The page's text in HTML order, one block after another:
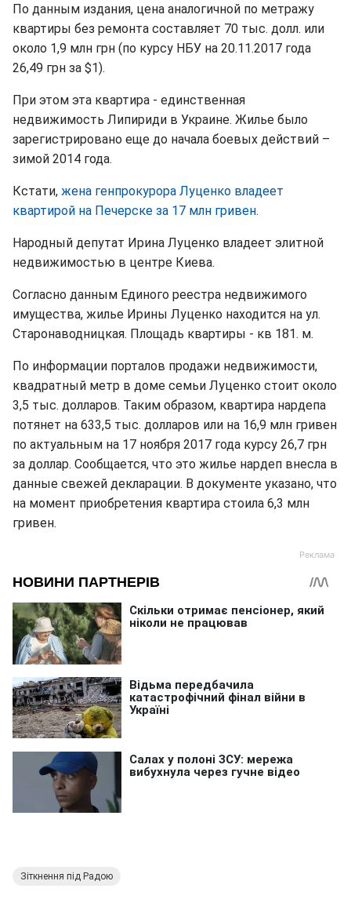
По данным издания, цена аналогичной по метражу
квартиры без ремонта составляет 70 тыс. долл. или
около 1,9 млн грн (по курсу НБУ на 20.11.2017 года
26,49 грн за $1).
При этом эта квартира - единственная
недвижимость Липириди в Украине. Жилье было
зарегистрировано еще до начала боевых действий –
зимой 2014 года.
Кстати, жена генпрокурора Луценко владеет
квартирой на Печерске за 17 млн гривен.
Народный депутат Ирина Луценко владеет элитной
недвижимостью в центре Киева.
Согласно данным Единого реестра недвижимого
имущества, жилье Ирины Луценко находится на ул.
Старонаводницкая. Площадь квартиры - кв 181. м.
По информации порталов продажи недвижимости,
квадратный метр в доме семьи Луценко стоит около
3,5 тыс. долларов. Таким образом, квартира нардепа
потянет на 633,5 тыс. долларов или на 16,9 млн гривен
по актуальным на 17 ноября 2017 года курсу 26,7 грн
за доллар. Сообщается, что это жилье нардеп внесла в
данные свежей декларации. В документе указано, что
на момент приобретения квартира стоила 6,3 млн
гривен.
Зіткнення під Радою